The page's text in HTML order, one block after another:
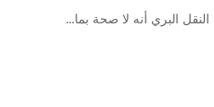
البري أنه لا صحة بما…